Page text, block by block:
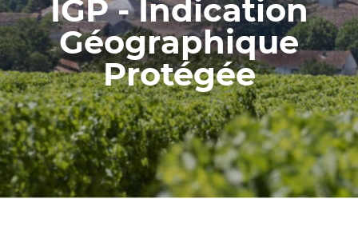
IGP - Indication
Géographique
Protégée